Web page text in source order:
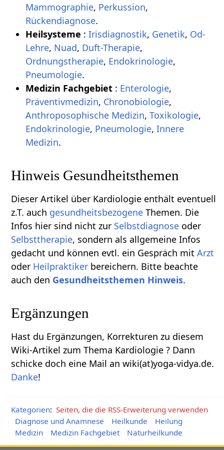
Mammographie, Perkussion,
Rückendiagnose.
Heilsysteme : Irisdiagnostik, Genetik, Od-
Lehre, Nuad, Duft-Therapie,
Ordnungstherapie, Endokrinologie,
Pneumologie.
Medizin Fachgebiet : Enterologie,
Präventivmedizin, Chronobiologie,
Anthroposophische Medizin, Toxikologie,
Endokrinologie, Pneumologie, Innere
Medizin.
Hinweis Gesundheitsthemen
Dieser Artikel über Kardiologie enthält eventuell
z.T. auch gesundheitsbezogene Themen. Die
Infos hier sind nicht zur Selbstdiagnose oder
Selbsttherapie, sondern als allgemeine Infos
gedacht und können evtl. ein Gespräch mitArzt
oder Heilpraktiker bereichern. Bitte beachte
auch den Gesundheitsthemen Hinweis.
Ergänzungen
Hast du Ergänzungen, Korrekturen zu diesem
Wiki-Artikel zum Thema Kardiologie ? Dann
schicke doch eine Mail an wiki(at)yoga-vidya.de.
Danke!
Kategorien: Seiten, die die RSS-Erweiterung verwenden
Diagnose und Anamnese
Heilkunde
Heilung
Medizin
Medizin Fachgebiet Naturheilkunde